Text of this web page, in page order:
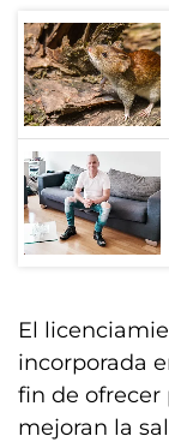
El
incorporada
fin de ofrecer
mejoran la